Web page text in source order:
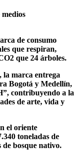
de consumo
que respiran,
que 24 árboles.
la marca entrega
Bogotá y Medellín,
contribuyendo a la
de arte, vida y
el oriente
toneladas de
de bosque nativo.